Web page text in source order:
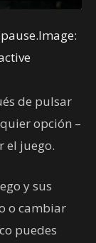
de pulsar
opción –
el juego.
y sus
o cambiar
puedes